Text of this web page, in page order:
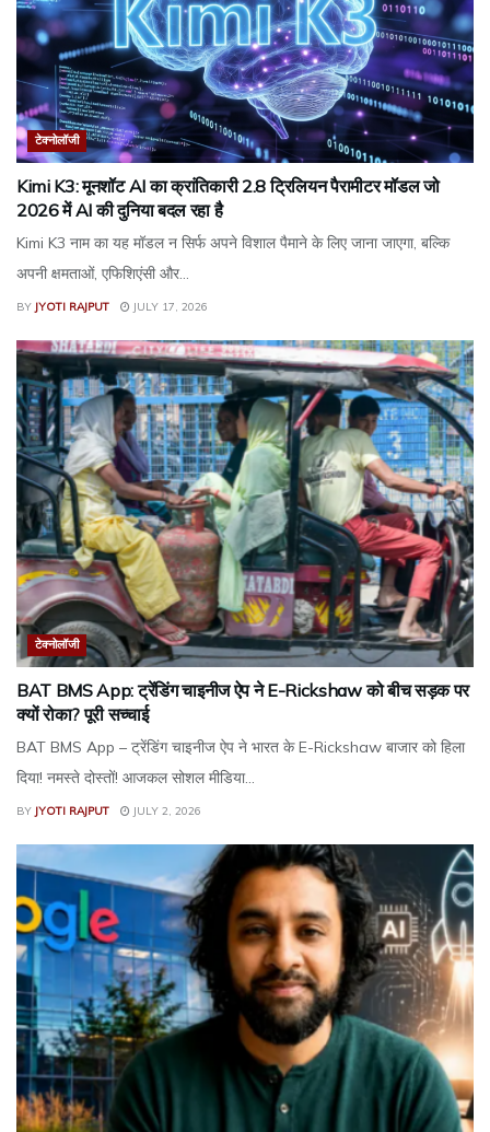
टेक्नोलॉजी
Kimi K3: मूनशॉट AI का क्रांतिकारी 2.8 ट्रिलियन पैरामीटर मॉडल जो
2026 में AI की दुनिया बदल रहा है
Kimi K3 नाम का यह मॉडल न सिर्फ अपने विशाल पैमाने के लिए जाना जाएगा, बल्कि
अपनी क्षमताओं, एफिशिएंसी और...
BY JYOTI RAJPUT JULY 17, 2026
टेक्नोलॉजी
BAT BMS App: ट्रेंडिंग चाइनीज ऐप ने E-Rickshaw को बीच सड़क पर
क्यों रोका? पूरी सच्चाई
BAT BMS App – ट्रेंडिंग चाइनीज ऐप ने भारत के E-Rickshaw बाजार को हिला
दिया! नमस्ते दोस्तों! आजकल सोशल मीडिया...
BY JYOTI RAJPUT JULY 2, 2026